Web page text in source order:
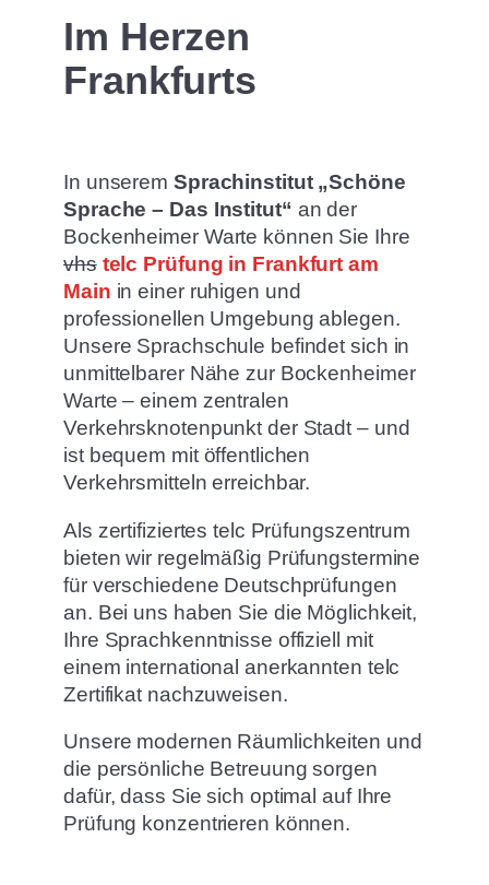
Im Herzen
Frankfurts
In unserem Sprachinstitut „Schöne
Sprache – Das Institut“ an der
Bockenheimer Warte können Sie Ihre
vhs telc Prüfung in Frankfurt am
Main in einer ruhigen und
professionellen Umgebung ablegen.
Unsere Sprachschule befindet sich in
unmittelbarer Nähe zur Bockenheimer
Warte – einem zentralen
Verkehrsknotenpunkt der Stadt – und
ist bequem mit öffentlichen
Verkehrsmitteln erreichbar.
Als zertifiziertes telc Prüfungszentrum
bieten wir regelmäßig Prüfungstermine
für verschiedene Deutschprüfungen
an. Bei uns haben Sie die Möglichkeit,
Ihre Sprachkenntnisse offiziell mit
einem international anerkannten telc
Zertifikat nachzuweisen.
Unsere modernen Räumlichkeiten und
die persönliche Betreuung sorgen
dafür, dass Sie sich optimal auf Ihre
Prüfung konzentrieren können.